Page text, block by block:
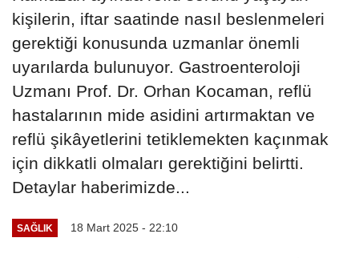
kişilerin, iftar saatinde nasıl beslenmeleri
gerektiği konusunda uzmanlar önemli
uyarılarda bulunuyor. Gastroenteroloji
Uzmanı Prof. Dr. Orhan Kocaman, reflü
hastalarının mide asidini artırmaktan ve
reflü şikâyetlerini tetiklemekten kaçınmak
için dikkatli olmaları gerektiğini belirtti.
Detaylar haberimizde...
SAĞLIK 18 Mart 2025 - 22:10